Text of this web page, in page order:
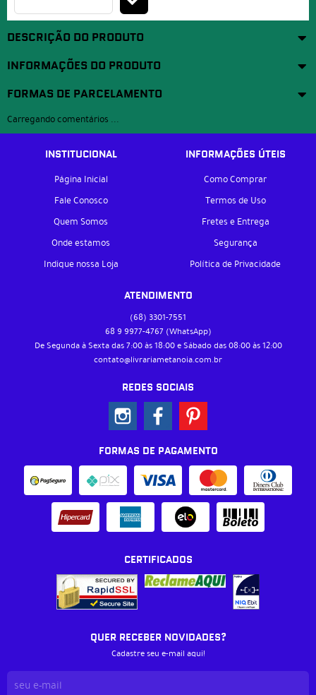
DESCRIÇÃO DO PRODUTO
INFORMAÇÕES DO PRODUTO
FORMAS DE PARCELAMENTO
Carregando comentários ...
INSTITUCIONAL
Página Inicial
Fale Conosco
Quem Somos
Onde estamos
Indique nossa Loja
INFORMAÇÕES ÚTEIS
Como Comprar
Termos de Uso
Fretes e Entrega
Segurança
Política de Privacidade
ATENDIMENTO
(68) 3301-7551
68 9 9977-4767 (WhatsApp)
De Segunda à Sexta das 7:00 às 18:00 e Sábado das 08:00 às 12:00
contato@livrariametanoia.com.br
REDES SOCIAIS
FORMAS DE PAGAMENTO
CERTIFICADOS
QUER RECEBER NOVIDADES?
Cadastre seu e-mail aqui!